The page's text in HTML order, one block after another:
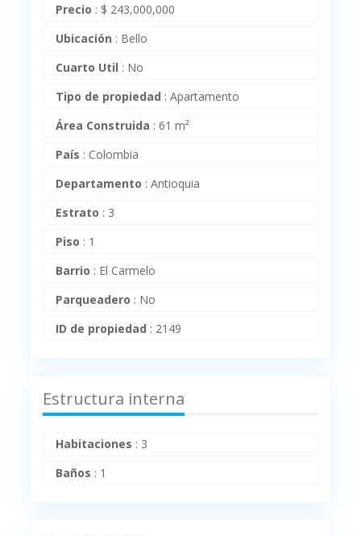
Precio : $ 243,000,000
Ubicación : Bello
Cuarto Util : No
Tipo de propiedad :Apartamento
Área Construida :61 m²
País : Colombia
Departamento :Antioquia
Estrato : 3
Piso : 1
Barrio : El Carmelo
Parqueadero : No
ID de propiedad : 2149
Estructura interna
Habitaciones : 3
Baños : 1